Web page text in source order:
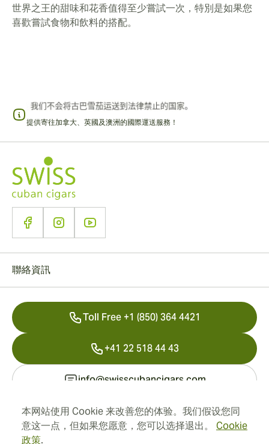
本网站使用 Cookie 来改善您的体验。我们假设您同
意这一点，但如果您愿意，您可以选择退出。 Cookie
政策.
世界之王的甜味和花香值得至少嘗試一次，特別是如果您
喜歡嘗試食物和飲料的搭配。
提供寄往加拿大、英國及澳洲的國際運送服務！
資訊
聯絡資訊
Toll Free +1 (850) 364 4421
+41 22 518 44 43
info@swisscubancigars.com